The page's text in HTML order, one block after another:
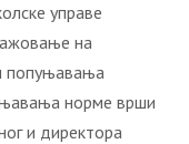
управе
на
попуњавања
норме врши
и директора